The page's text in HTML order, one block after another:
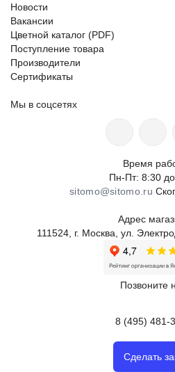
Новости
Вакансии
Цветной каталог (PDF)
Поступление товара
Производители
Сертификаты
Мы в соцсетях
Время
Пн-Пт: 8:30
sitomo@sitomo.ru
Адрес
111524, г. Москва, ул.
Позвоните
8 (495) 481-
Сделать